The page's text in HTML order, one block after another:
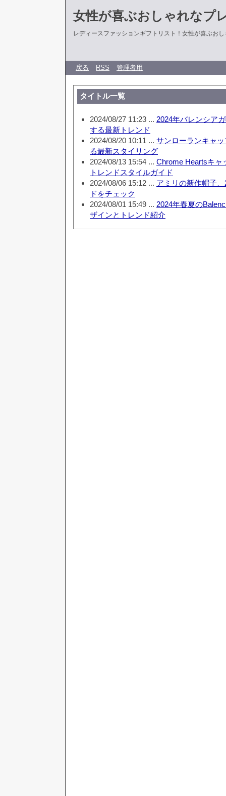
女性が喜ぶおしゃれなプ
レディースファッションギフトリスト！女性が喜ぶお
戻る RSS 管理者用
タイトル一覧
2024/08/27 11:23 ... 2024年バレンシア
する最新トレンド
2024/08/20 10:11 ... サンローランキャ
る最新スタイリング
2024/08/13 15:54 ... Chrome Heartsキャ
トレンドスタイルガイド
2024/08/06 15:12 ... アミリの新作帽子
ドをチェック
2024/08/01 15:49 ... 2024年春夏の
ザインとトレンド紹介